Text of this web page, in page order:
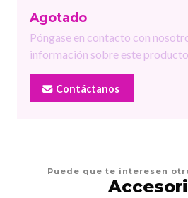
Agotado
Póngase en contacto con
información sobre este producto.
Contáctanos
Puede que te interesen